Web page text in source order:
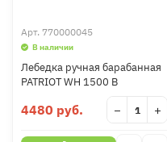
Арт. 770000045
В наличии
Лебедка ручная барабанная
PATRIOT WH 1500 B
4480 руб. − +